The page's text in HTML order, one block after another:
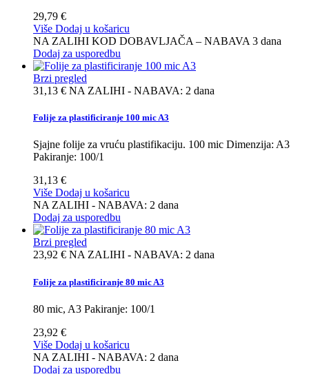
29,79 €
Više Dodaj u košaricu
NA ZALIHI KOD DOBAVLJAČA – NABAVA 3 dana
Dodaj za usporedbu
Brzi pregled
31,13 € NA ZALIHI - NABAVA: 2 dana
Folije za plastificiranje 100 mic A3
Sjajne folije za vruću plastifikaciju. 100 mic Dimenzija: A3
Pakiranje: 100/1
31,13 €
Više Dodaj u košaricu
NA ZALIHI - NABAVA: 2 dana
Dodaj za usporedbu
Brzi pregled
23,92 € NA ZALIHI - NABAVA: 2 dana
Folije za plastificiranje 80 mic A3
80 mic, A3 Pakiranje: 100/1
23,92 €
Više Dodaj u košaricu
NA ZALIHI - NABAVA: 2 dana
Dodaj za usporedbu